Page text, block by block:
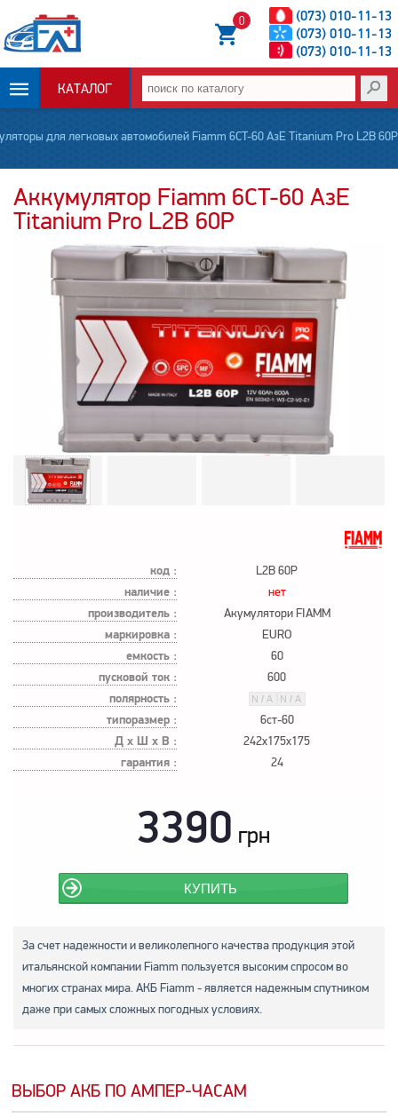
(073) 010-11-13
(073) 010-11-13
(073) 010-11-13
0
КАТАЛОГ
ОПЛАТА И
ДОСТАВКА
НОВОСТИ
СТАТЬИ
для легковых автомобилей Fiamm 6CT-60 АзЕ Titanium Pro L2B 60P
Аккумулятор Fiamm 6CT-60 АзЕ
Titanium Pro L2B 60P
код : L2B 60P
наличие : нет
производитель : Акумулятори FIAMМ
маркировка : EURO
емкость : 60
пусковой ток : 600
полярность :
типоразмер :
6ст-60
Д х Ш х В : 242x175x175
гарантия : 24
3390 грн
КУПИТЬ
За счет надежности и великолепного качества продукция этой
итальянской компании Fiamm пользуется высоким спросом во
многих странах мира. АКБ Fiamm - является надежным спутником
даже при самых сложных погодных условиях.
ВЫБОР АКБ ПО АМПЕР-ЧАСАМ